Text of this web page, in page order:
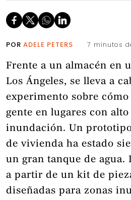
POR ADELE PETERS 7 minutos
Frente a un almacén en
Los Ángeles, se lleva a
experimento sobre
gente en lugares con
inundación. Un
de vivienda ha estado
un gran tanque de agua.
a partir de un kit de
diseñadas para zonas